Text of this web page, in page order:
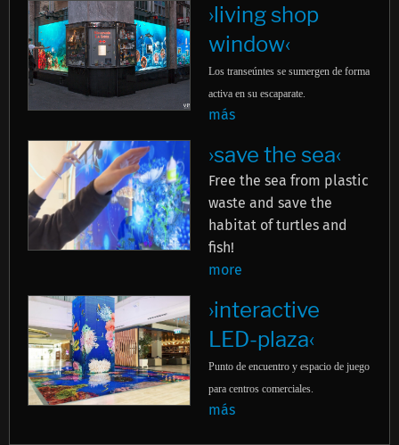
›living shop
window‹
Los transeúntes se sumergen de forma
activa en su escaparate.
más
›save the sea‹
Free the sea from plastic
waste and save the
habitat of turtles and
fish!
more
›interactive
LED-plaza‹
Punto de encuentro y espacio de juego
para centros comerciales.
más